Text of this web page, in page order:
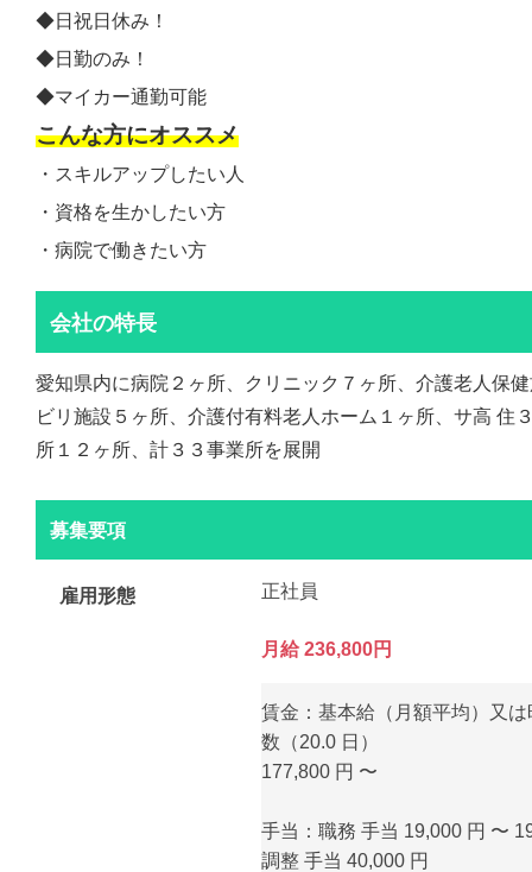
◆日祝日休み！
◆日勤のみ！
◆マイカー通勤可能
こんな方にオススメ
・スキルアップしたい人
・資格を生かしたい方
・病院で働きたい方
会社の特長
愛知県内に病院２ヶ所、クリニック７ヶ所、介護老人保
ビリ施設５ヶ所、介護付有料老人ホーム１ヶ所、サ高 住
所１２ヶ所、計３３事業所を展開
募集要項
雇用形態 正社員
月給 236,800円
賃金：基本給（月額平均）又
数（20.0 日）
177,800 円 〜
手当：職務 手当 19,000 円 〜
調整 手当 40,000 円